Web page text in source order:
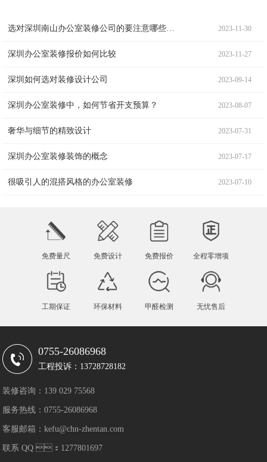
选对深圳南山办公室装修公司的要注意哪些事项 2023-11-30
深圳办公室装修报价如何比较 2023-11-27
深圳如何选对装修设计公司 2023-09-14
深圳办公室装修中，如何节省开支预算？ 2023-08-07
奢华与细节的精致设计 2023-07-31
深圳办公室装修装饰的概念 2023-07-17
很吸引人的混搭风格的办公室装修 2023-07-10
免费量尺 免费设计 免费报价 全程零增项
工期保证 环保材料 甲醛检测 无忧售后
0755-26086968
工程投诉：13728728182
装修咨询：139 029 75568
服务热线：0755-26086968
客服邮箱：kefu@chn-zhentan.com
联系 QQ ：1277801697